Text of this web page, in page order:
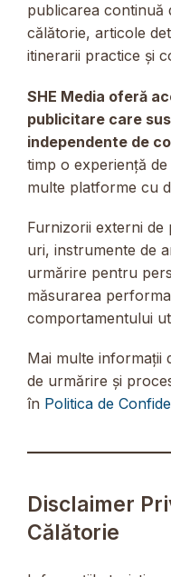
publicarea continuă
călătorie, articole
itinerarii practice și
SHE Media oferă
publicitare care
independente de
timp o experiență
multe platforme cu
Furnizorii externi de
uri, instrumente de
urmărire pentru
măsurarea
comportamentului
Mai multe informații
de urmărire și
în Politica de
Disclaimer
Călătorie